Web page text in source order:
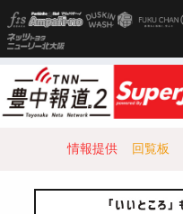
情報提供 回覧板